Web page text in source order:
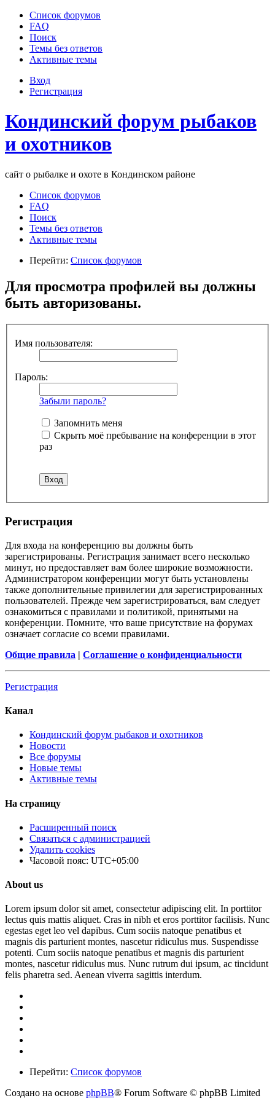
Список форумов
FAQ
Поиск
Темы без ответов
Активные темы
Вход
Регистрация
Кондинский форум рыбаков
и охотников
сайт о рыбалке и охоте в Кондинском районе
Список форумов
FAQ
Поиск
Темы без ответов
Активные темы
Перейти: Список форумов
Для просмотра профилей вы должны
быть авторизованы.
Имя пользователя:
Пароль:
Забыли пароль?
Запомнить меня
Скрыть моё пребывание на конференции в этот
раз
Регистрация
Для входа на конференцию вы должны быть
зарегистрированы. Регистрация занимает всего несколько
минут, но предоставляет вам более широкие возможности.
Администратором конференции могут быть установлены
также дополнительные привилегии для зарегистрированных
пользователей. Прежде чем зарегистрироваться, вам следует
ознакомиться с правилами и политикой, принятыми на
конференции. Помните, что ваше присутствие на форумах
означает согласие со всеми правилами.
Общие правила | Соглашение о конфиденциальности
Регистрация
Канал
Кондинский форум рыбаков и охотников
Новости
Все форумы
Новые темы
Активные темы
На страницу
Расширенный поиск
Связаться с администрацией
Удалить cookies
Часовой пояс: UTC+05:00
About us
Lorem ipsum dolor sit amet, consectetur adipiscing elit. In porttitor
lectus quis mattis aliquet. Cras in nibh et eros porttitor facilisis. Nunc
egestas eget leo vel dapibus. Cum sociis natoque penatibus et
magnis dis parturient montes, nascetur ridiculus mus. Suspendisse
potenti. Cum sociis natoque penatibus et magnis dis parturient
montes, nascetur ridiculus mus. Nunc rutrum dui ipsum, ac tincidunt
felis pharetra sed. Aenean viverra sagittis interdum.
Перейти: Список форумов
Создано на основе phpBB® Forum Software © phpBB Limited